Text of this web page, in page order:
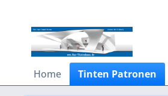
Home Tinten Patronen